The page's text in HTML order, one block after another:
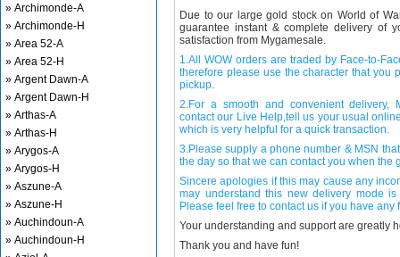
» Archimonde-A
» Archimonde-H
» Area 52-A
» Area 52-H
» Argent Dawn-A
» Argent Dawn-H
» Arthas-A
» Arthas-H
» Arygos-A
» Arygos-H
» Aszune-A
» Aszune-H
» Auchindoun-A
» Auchindoun-H
Due to our large gold stock on World of
guarantee instant & complete delivery of
satisfaction from Mygamesale.
1.All WOW orders are traded by Face-to-
therefore please use the character that you
pickup.
2.For a smooth and convenient delivery,
contact our Live Help,tell us your usual
which is very helpful for a quick transaction.
3.Please supply a phone number & MSN
the day so that we can contact you when the
Sincere apologies if this may cause any
may understand this new delivery mode
Please feel free to contact us if you have any
Your understanding and support are greatly
Thank you and have fun!